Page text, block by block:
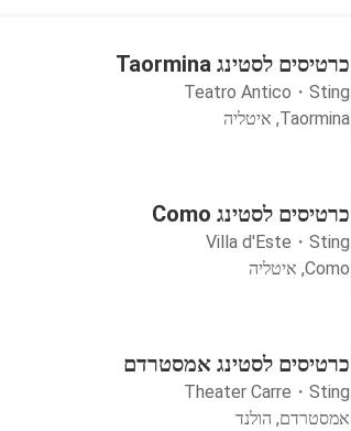
כרטיסים לסטינג Taormina
Sting
・
Teatro Antico
Taormina, איטליה
כרטיסים לסטינג Como
Sting
・
Villa d'Este
Como, איטליה
כרטיסים לסטינג אמסטרדם
Sting
・
Theater Carre
אמסטרדם, הולנד